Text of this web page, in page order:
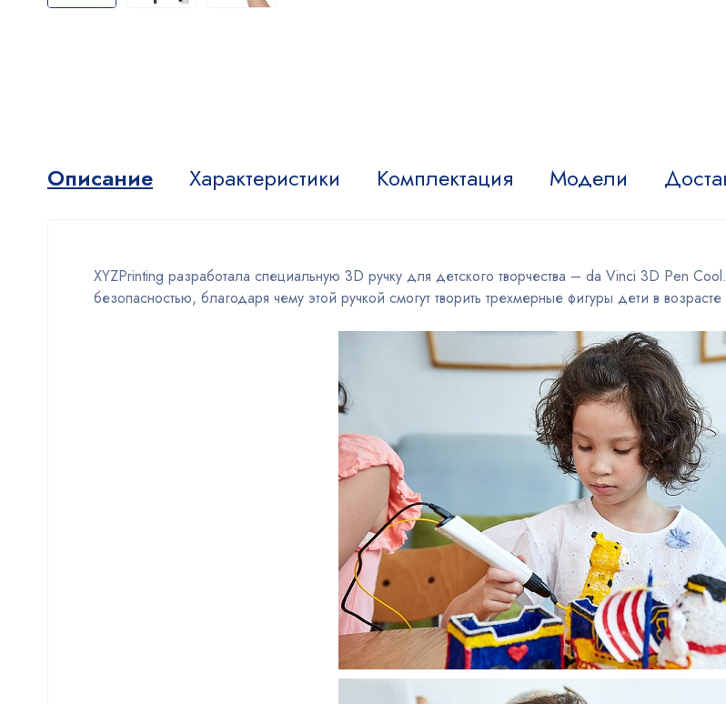
Описание Характеристики Комплектация Модели
XYZPrinting разработала специальную 3D ручку для детского творчества – da Vinci 3D Pen
безопасностью, благодаря чему этой ручкой смогут творить трехмерные фигуры дети в возрасте